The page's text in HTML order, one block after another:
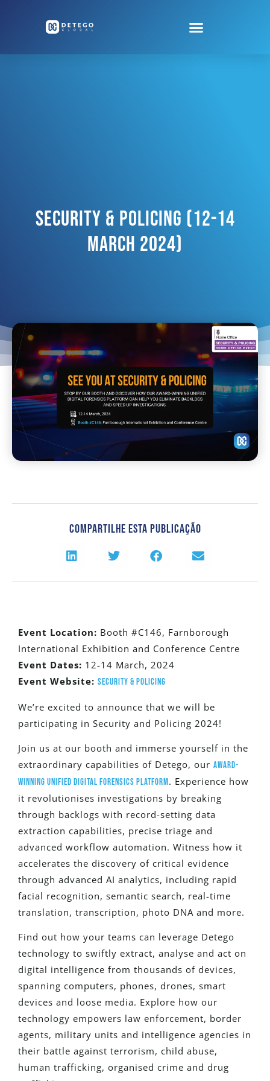
Security & Policing (12-14
March 2024)
Compartilhe Esta Publicação
Event Location: Booth #C146, Farnborough
International Exhibition and Conference Centre
Event Dates: 12-14 March, 2024
Event Website: Security & Policing
We’re excited to announce that we will be
participating in Security and Policing 2024!
Join us at our booth and immerse yourself in the
extraordinary capabilities of Detego, our award-
winning Unified Digital Forensics Platform. Experience how
it revolutionises investigations by breaking
through backlogs with record-setting data
extraction capabilities, precise triage and
advanced workflow automation. Witness how it
accelerates the discovery of critical evidence
through advanced AI analytics, including rapid
facial recognition, semantic search, real-time
translation, transcription, photo DNA and more.
Find out how your teams can leverage Detego
technology to swiftly extract, analyse and act on
digital intelligence from thousands of devices,
spanning computers, phones, drones, smart
devices and loose media. Explore how our
technology empowers law enforcement, border
agents, military units and intelligence agencies in
their battle against terrorism, child abuse,
human trafficking, organised crime and drug